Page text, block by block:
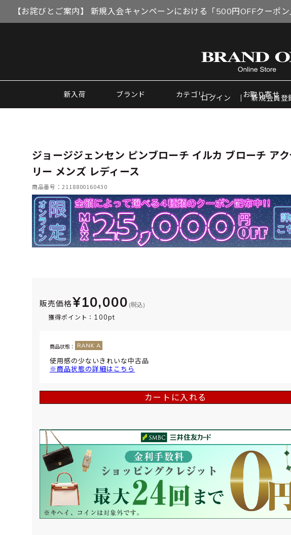
【お詫びとご案内】 新規入会キャンペーンにおける「500円OFFクーポ
新入荷 ブランド カテゴリー お取り寄せ
ログイン 新規会員登
ジョージジェンセン ピンブローチ イルカ ブローチ ア
リー メンズ レディース
商品番号：2118800160430
販売価格¥10,000 (税込)
獲得ポイント： 100pt
商品状態：
使用感の少ないきれいな中古品
※商品状態の詳細はこちら
カートに入れる